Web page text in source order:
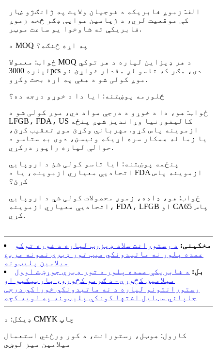
الف: زموږ فابریکه د فوجیان ولایت په ژانګژو ښار
کې موقعیت لري، د ژیامین هوایی ډګر څخه زموږ
فابریکې ته شاوخوا یو ساعت موټر.
د MOQ په اړه څنګه؟
ځواب: معمولا MOQ د هر ډیزاین لپاره د هر توکي
لپاره 3000pcs دی، مګر که تاسو لږ مقدار غواړئ نو
موږ کولی شو د هغې په اړه بحث وکړو.
څلورمه پوښتنه: ایا دا د خوړو درجه ده؟
ځواب: هو، دا د خوړو د درجې مواد دي، موږ کولی شو د
LFGB، FDA، US کالیفورنیا وړاندیز شپږ پنځه
ازموینه پاس کړو. مهرباني وکړئ موږ تعقیب کړئ،
یا زما له همکار سره اړیکه ونیسئ، دوی به ستاسو د
حوالې لپاره راپور درکړي.
پنځمه پوښتنه: ایا تاسو کولی شئ د اروپايي
اتحادیې معیاري ازموینه، یا د FDA ازموینه پاس
کړئ؟
ځواب: هو، ډاډه، زموږ محصولات کولی شي د اروپايي
اتحادیې معیاري ازموینه، FDA، LFGB او CA65 پاس
کړي.
مخکینی: د رستورانت سلاد ډیزرټ لپاره د غوره توکو
عمده پلور نه ماتیدونکي میټ تور ډبرې نمونه مربع
میلامین پلیټونه
بل: د فابریکې عمده پلور د تور ډبرې جوړښت اوول
میلامین کڅوړې - د ګرمو کڅوړو، باربیکیو او
رستورانتونو لپاره د نه ماتیدونکي خوراکي درجې
جاپاني سټایل اشتها کونکي پلیټونه په لویه کچه
ډیکل: د CMYK چاپ
کارول: هوټل، رستورانت، د کور ورځني استعمال
میلامین میز لوښي